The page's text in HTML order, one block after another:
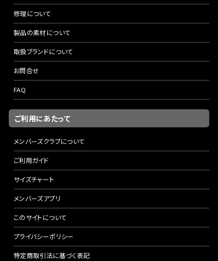
修理について
製品の素材について
取扱ブランドについて
お問合せ
FAQ
ご利用にあたって
メンバーズクラブについて
ご利用ガイド
サイズチャート
メンバーズアプリ
このサイトについて
プライバシーポリシー
特定商取引法に基づく表記